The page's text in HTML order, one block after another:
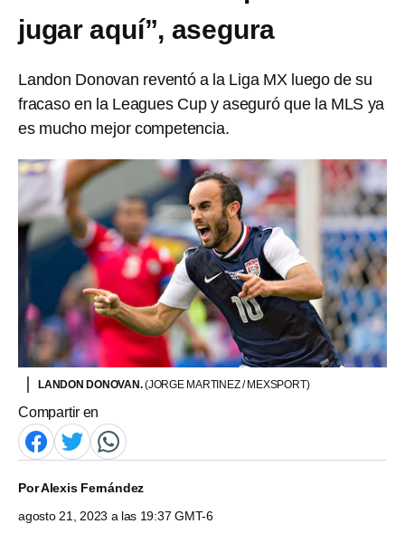
jugar aquí”, asegura
Landon Donovan reventó a la Liga MX luego de su
fracaso en la Leagues Cup y aseguró que la MLS ya
es mucho mejor competencia.
LANDON DONOVAN.(JORGE MARTINEZ / MEXSPORT)
Compartir en
PorAlexis Fernández
agosto 21, 2023 a las 19:37 GMT-6